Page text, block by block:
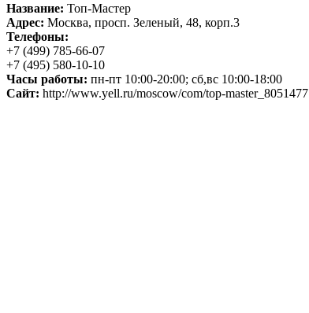
Название: Топ-Мастер
Адрес: Москва, просп. Зеленый, 48, корп.3
Телефоны:
+7 (499) 785-66-07
+7 (495) 580-10-10
Часы работы: пн-пт 10:00-20:00; сб,вс 10:00-18:00
Сайт: http://www.yell.ru/moscow/com/top-master_8051477